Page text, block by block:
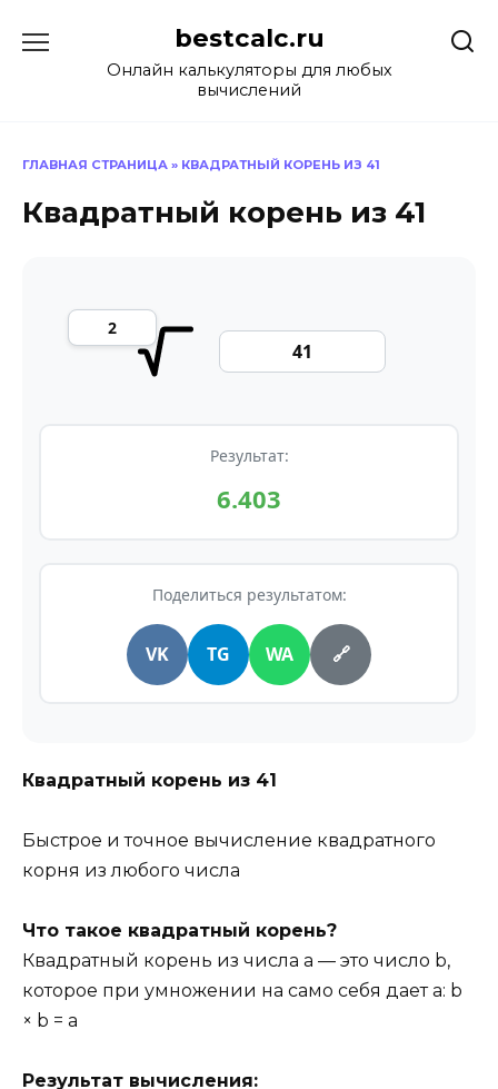
содержанию
bestcalc.ru
Онлайн калькуляторы для любых
вычислений
ГЛАВНАЯ СТРАНИЦА » КВАДРАТНЫЙ КОРЕНЬ ИЗ 41
Квадратный корень из 41
Результат:
6.403
Поделиться результатом:
VK TG WA 🔗
Квадратный корень из 41
Быстрое и точное вычисление квадратного
корня из любого числа
Что такое квадратный корень?
Квадратный корень из числа a — это число b,
которое при умножении на само себя дает a: b
× b = a
Результат вычисления: